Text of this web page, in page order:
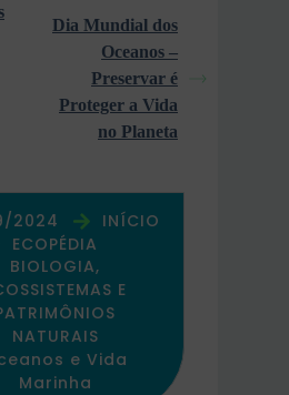
Dia Mundial dos
Oceanos –
Preservar é
Proteger a Vida
no Planeta
2024
INÍCIO
ECOPÉDIA
BIOLOGIA,
E
NATURAIS
e Vida
Marinha